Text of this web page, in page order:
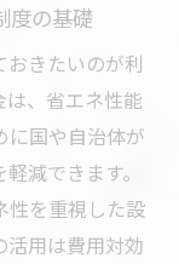
度の基礎
きたいのが利
、省エネ性能
に国や自治体が
減できます。
性を重視した設
用は費用対効